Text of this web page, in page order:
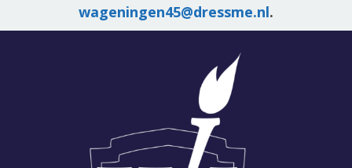
wageningen45@dressme.nl.